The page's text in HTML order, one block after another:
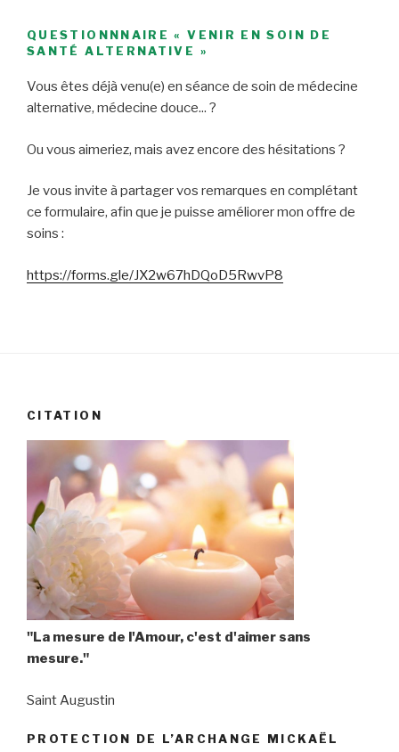
QUESTIONNNAIRE « VENIR EN SOIN DE
SANTÉ ALTERNATIVE »
Vous êtes déjà venu(e) en séance de soin de médecine
alternative, médecine douce... ?
Ou vous aimeriez, mais avez encore des hésitations ?
Je vous invite à partager vos remarques en complétant
ce formulaire, afin que je puisse améliorer mon offre de
soins :
https://forms.gle/JX2w67hDQoD5RwvP8
CITATION
"La mesure de l'Amour, c'est d'aimer sans
mesure."
Saint Augustin
PROTECTION DE L’ARCHANGE MICKAËL